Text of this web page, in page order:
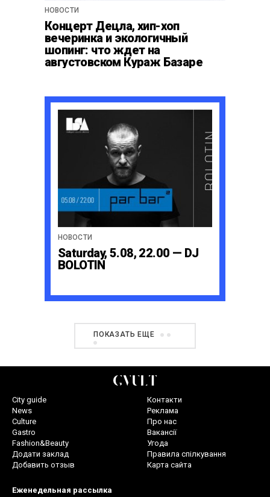
НОВОСТИ
Концерт Децла, хип-хоп
вечеринка и экологичный
шопинг: что ждет на
августовском Кураж Базаре
НОВОСТИ
Saturday, 5.08, 22.00 — DJ
BOLOTIN
ПОКАЗАТЬ ЕЩЕ
City guide
News
Culture
Gastro
Fashion&Beauty
Додати заклад
Добавить отзыв
Контакти
Реклама
Про нас
Вакансії
Угода
Правила спілкування
Карта сайта
Еженедельная рассылка